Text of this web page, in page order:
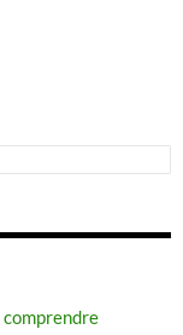
comprendre